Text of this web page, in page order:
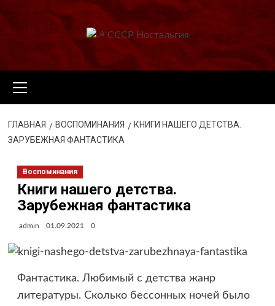
меню
ГЛАВНАЯ ВОСПОМИНАНИЯ
КНИГИ НАШЕГО ДЕТСТВА.
ЗАРУБЕЖНАЯ ФАНТАСТИКА
Воспоминания
Книги нашего детства.
Зарубежная фантастика
admin 01.09.2021 0
Фантастика. Любимый с детства жанр
литературы. Сколько бессонных ночей было